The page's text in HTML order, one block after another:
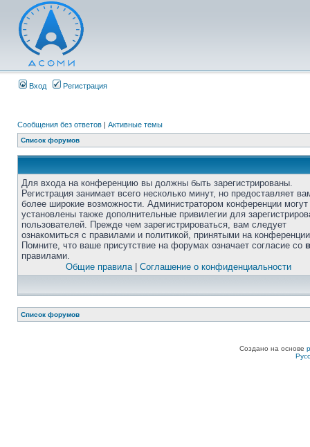
Вход Регистрация
Сообщения без ответов | Активные темы
Список форумов
Для входа на конференцию вы должны быть зарегистрированы.
Регистрация занимает всего несколько минут, но предоставляет
более широкие возможности. Администратором конференции
установлены также дополнительные привилегии для
пользователей. Прежде чем зарегистрироваться, вам следует
ознакомиться с правилами и политикой, принятыми на
Помните, что ваше присутствие на форумах означает согласие со
правилами.
Общие правила| Соглашение о конфиденциальности
Список форумов
Создано на основе